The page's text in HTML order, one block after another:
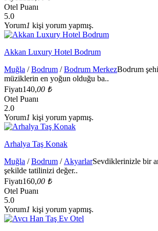
Otel Puanı
5.0
Yorum1 kişi yorum yapmış.
Akkan Luxury Hotel Bodrum
Muğla /Bodrum /Bodrum MerkezBodrum
müziklerin en yoğun olduğu ba..
Fiyatı140,00 ₺
Otel Puanı
2.0
Yorum1 kişi yorum yapmış.
Arhalya Taş Konak
Muğla /Bodrum / AkyarlarSevdiklerinizle bir
şekilde tatilinizi değer..
Fiyatı160,00 ₺
Otel Puanı
5.0
Yorum1 kişi yorum yapmış.